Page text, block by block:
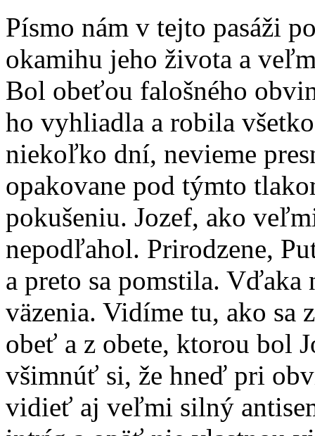
Písmo nám v tejto pasáži
okamihu jeho života a
Bol obeťou falošného
ho vyhliadla a robila
niekoľko dní, nevieme
opakovane pod týmto
pokušeniu. Jozef, ako
nepodľahol. Prirodzene,
a preto sa pomstila. Vďaka
väzenia. Vidíme tu, ako sa
obeť a z obete, ktorou bol
všimnúť si, že hneď pri
vidieť aj veľmi silný